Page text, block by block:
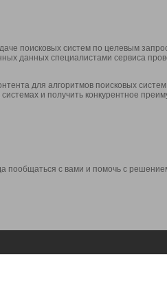
поисковых систем по целевым
данных специалистами сервиса
для алгоритмов поисковых систем
и получить конкурентное
пообщаться с вами и помочь с